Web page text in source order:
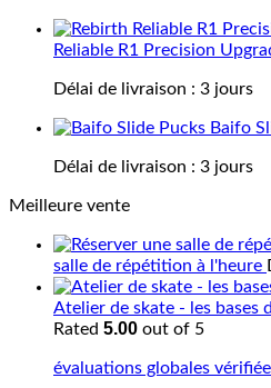
Reliable R1 Precision
Délai de livraison : 3 jours
Baifo
Délai de livraison : 3 jours
Meilleure vente
salle de répétition à l'heure
Atelier de skate - les bases
Rated 5.00 out of 5
évaluations globales